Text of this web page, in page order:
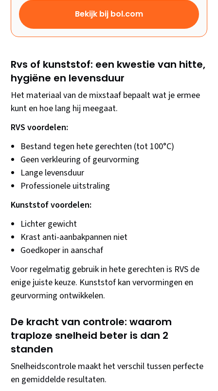
Bekijk bij bol.com
Rvs of kunststof: een kwestie van hitte,
hygiëne en levensduur
Het materiaal van de mixstaaf bepaalt wat je ermee
kunt en hoe lang hij meegaat.
RVS voordelen:
Bestand tegen hete gerechten (tot 100°C)
Geen verkleuring of geurvorming
Lange levensduur
Professionele uitstraling
Kunststof voordelen:
Lichter gewicht
Krast anti-aanbakpannen niet
Goedkoper in aanschaf
Voor regelmatig gebruik in hete gerechten is RVS de
enige juiste keuze. Kunststof kan vervormingen en
geurvorming ontwikkelen.
De kracht van controle: waarom
traploze snelheid beter is dan 2
standen
Snelheidscontrole maakt het verschil tussen perfecte
en gemiddelde resultaten.